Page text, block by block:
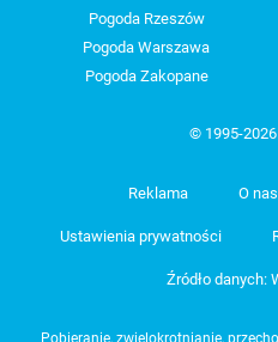
Pogoda Rzeszów
Pogoda Warszawa
Pogoda Zakopane
© 1995-2026
Reklama O nas
Ustawienia prywatności
Źródło danych:
Pobieranie, zwielokrotnianie,